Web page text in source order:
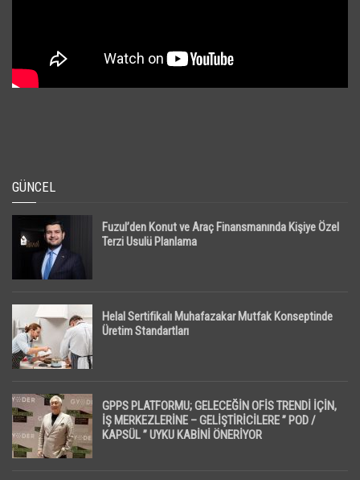
GÜNCEL
Fuzul’den Konut ve Araç Finansmanında Kişiye Özel
Terzi Usulü Planlama
Helal Sertifikalı Muhafazakar Mutfak Konseptinde
Üretim Standartları
GPPS PLATFORMU; GELECEĞİN OFİS TRENDİ İÇİN,
İŞ MERKEZLERİNE – GELİŞTİRİCİLERE ” POD /
KAPSÜL ” UYKU KABİNİ ÖNERİYOR